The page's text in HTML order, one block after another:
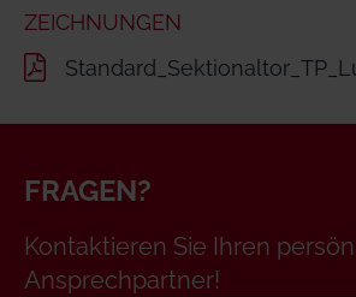
ZEICHNUNGEN
FRAGEN?
Kontaktieren Sie Ihren
Ansprechpartner!